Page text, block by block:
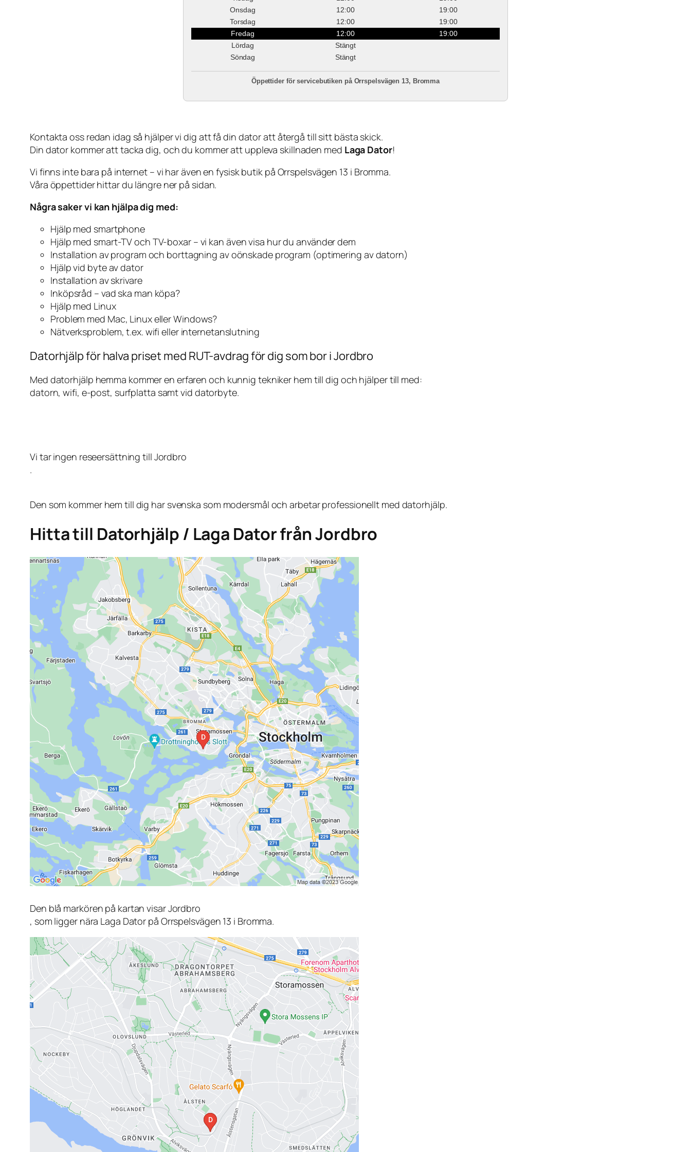
Onsdag
12:00
19:00
Torsdag
12:00
19:00
Fredag
12:00
19:00
Lördag
Stängt
Söndag
Stängt
Öppettider för servicebutiken på Orrspelsvägen 13, Bromma
Kontakta oss redan idag så hjälper vi dig att få din dator att återgå till sitt bästa skick.
Din dator kommer att tacka dig, och du kommer att uppleva skillnaden med Laga Dator!
Vi finns inte bara på internet – vi har även en fysisk butik på Orrspelsvägen 13 i Bromma.
Våra öppettider hittar du längre ner på sidan.
Några saker vi kan hjälpa dig med:
Hjälp med smartphone
Hjälp med smart-TV och TV-boxar – vi kan även visa hur du använder dem
Installation av program och borttagning av oönskade program (optimering av datorn)
Hjälp vid byte av dator
Installation av skrivare
Inköpsråd – vad ska man köpa?
Hjälp med Linux
Problem med Mac, Linux eller Windows?
Nätverksproblem, t.ex. wifi eller internetanslutning
Datorhjälp för halva priset med RUT-avdrag för dig som bor i Jordbro
Med datorhjälp hemma kommer en erfaren och kunnig tekniker hem till dig och hjälper till med:
datorn, wifi, e-post, surfplatta samt vid datorbyte.
Vi tar ingen reseersättning till Jordbro
.
Den som kommer hem till dig har svenska som modersmål och arbetar professionellt med datorhjälp.
Hitta till Datorhjälp / Laga Dator från Jordbro
Den blå markören på kartan visar Jordbro
, som ligger nära Laga Dator på Orrspelsvägen 13 i Bromma.